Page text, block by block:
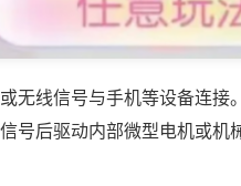
无线信号与手机等设备连接
号后驱动内部微型电机或机